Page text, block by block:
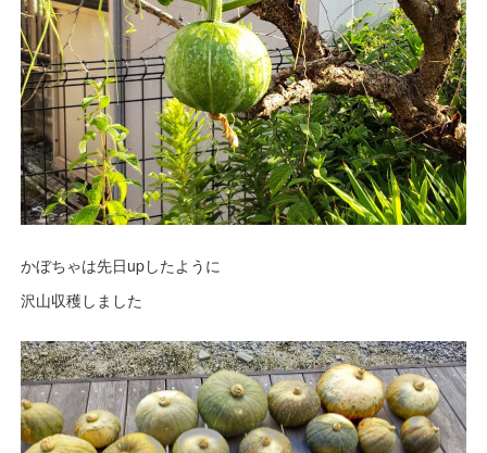
かぼちゃは先日upしたように
沢山収穫しました